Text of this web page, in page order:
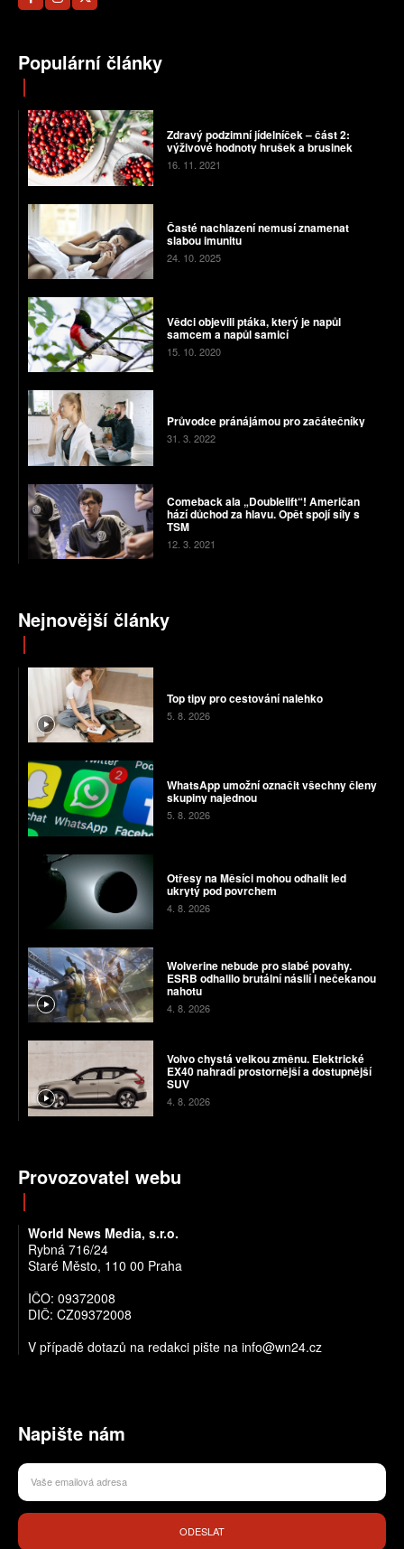
Populární články
Zdravý podzimní jídelníček – část 2:
výživové hodnoty hrušek a brusinek
16. 11. 2021
Časté nachlazení nemusí znamenat
slabou imunitu
24. 10. 2025
Vědci objevili ptáka, který je napůl
samcem a napůl samicí
15. 10. 2020
Průvodce pránájámou pro začátečníky
31. 3. 2022
Comeback ala „Doublelift“! Američan
hází důchod za hlavu. Opět spojí síly s
TSM
12. 3. 2021
Nejnovější články
Top tipy pro cestování nalehko
5. 8. 2026
WhatsApp umožní označit všechny členy
skupiny najednou
5. 8. 2026
Otřesy na Měsíci mohou odhalit led
ukrytý pod povrchem
4. 8. 2026
Wolverine nebude pro slabé povahy.
ESRB odhalilo brutální násilí i nečekanou
nahotu
4. 8. 2026
Volvo chystá velkou změnu. Elektrické
EX40 nahradí prostornější a dostupnější
SUV
4. 8. 2026
Provozovatel webu
World News Media, s.r.o.
Rybná 716/24
Staré Město, 110 00 Praha
IČO: 09372008
DIČ: CZ09372008
V případě dotazů na redakci pište na info@wn24.cz
Napište nám
ODESLAT